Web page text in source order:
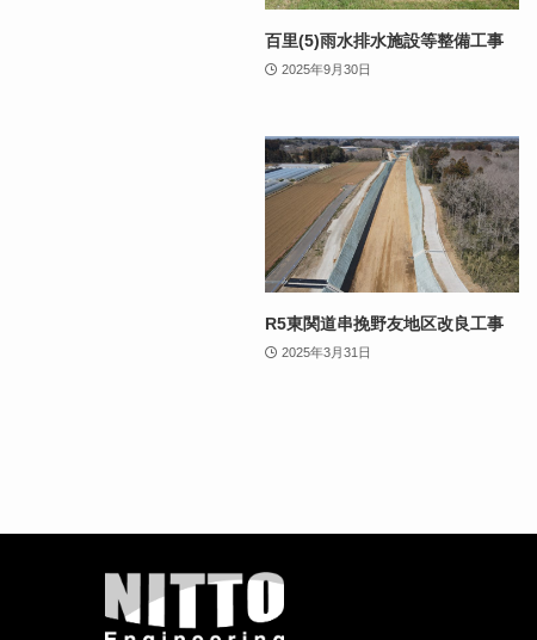
百里(5)雨水排水施設等整備工事
2025年9月30日
R5東関道串挽野友地区改良工事
2025年3月31日